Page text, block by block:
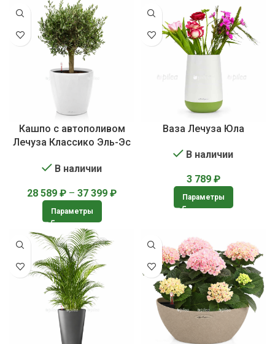
Кашпо с автополивом
Лечуза Классико Эль-Эс
В наличии
28 589 ₽ – 37 399 ₽
Параметры
Ваза Лечуза Юла
В наличии
3 789 ₽
Параметры